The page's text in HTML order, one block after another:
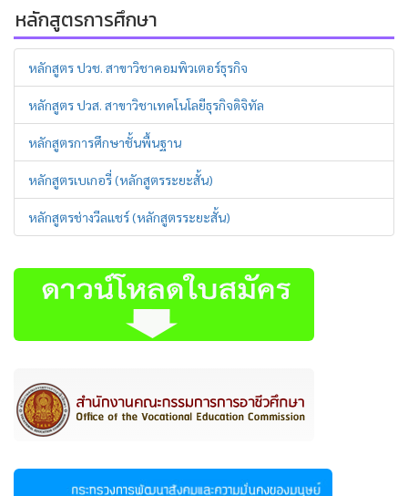
หลักสูตรการศึกษา
หลักสูตร ปวช. สาขาวิชาคอมพิวเตอร์ธุรกิจ
หลักสูตร ปวส. สาขาวิชาเทคโนโลยีธุรกิจดิจิทัล
หลักสูตรการศึกษาชั้นพื้นฐาน
หลักสูตรเบเกอรี่ (หลักสูตรระยะสั้น)
หลักสูตรช่างวีลแชร์ (หลักสูตรระยะสั้น)